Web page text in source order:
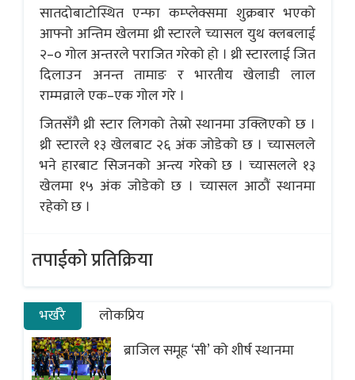
सातदोबाटोस्थित एन्फा कम्प्लेक्समा शुक्रबार भएको
आफ्नो अन्तिम खेलमा थ्री स्टारले च्यासल युथ क्लबलाई
२–० गोल अन्तरले पराजित गरेको हो । थ्री स्टारलाई जित
दिलाउन अनन्त तामाङ र भारतीय खेलाडी लाल
राम्मव्राले एक–एक गोल गरे ।
जितसँगै थ्री स्टार लिगको तेस्रो स्थानमा उक्लिएको छ ।
थ्री स्टारले १३ खेलबाट २६ अंक जोडेको छ । च्यासलले
भने हारबाट सिजनको अन्त्य गरेको छ । च्यासलले १३
खेलमा १५ अंक जोडेको छ । च्यासल आठौं स्थानमा
रहेको छ ।
तपाईको प्रतिक्रिया
भर्खरै
लोकप्रिय
ब्राजिल समूह ‘सी’ को शीर्ष स्थानमा